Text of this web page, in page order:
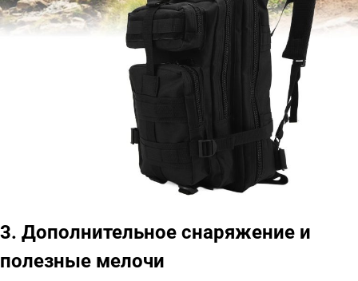
3. Дополнительное снаряжение и
полезные мелочи